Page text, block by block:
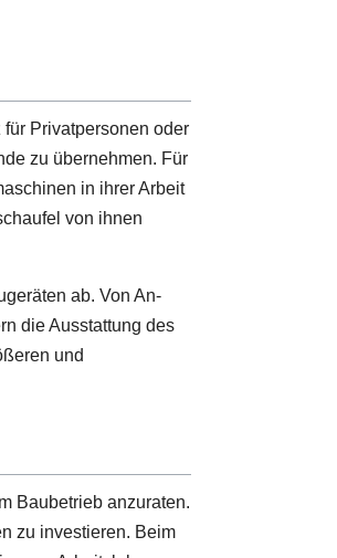
Privatpersonen oder
zu übernehmen. Für
in ihrer Arbeit
von ihnen
ab. Von An-
die Ausstattung des
und
Baubetrieb anzuraten.
zu investieren. Beim